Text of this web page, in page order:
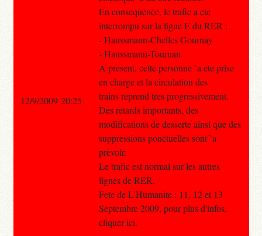
En consequence, le trafic a ete
interrompu sur la ligne E du RER :
- Haussmann-Chelles Gournay
- Haussmann-Tournan.
A present, cette personne `a ete prise
en charge et la circulation des
trains reprend tres progressivement.
Des retards importants, des
modifications de desserte ainsi que des
suppressions ponctuelles sont `a
prevoir.
Le trafic est normal sur les autres
lignes de RER.
Fete de L'Humanite : 11, 12 et 13
Septembre 2009, pour plus d'infos,
cliquer ici.
12/9/2009 20:25